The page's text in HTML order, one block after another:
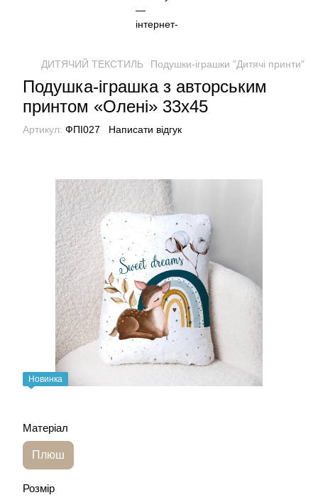
ДИТЯЧИЙ ТЕКСТИЛЬ Подушки-іграшки "Дитячі принти"
Подушка-іграшка з авторським
принтом «Олені» 33х45
Артикул: ФПІ027 Написати відгук
Новинка
Матеріал
Плюш
Розмір